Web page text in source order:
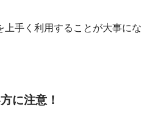
上手く利用することが大事にな
に注意！